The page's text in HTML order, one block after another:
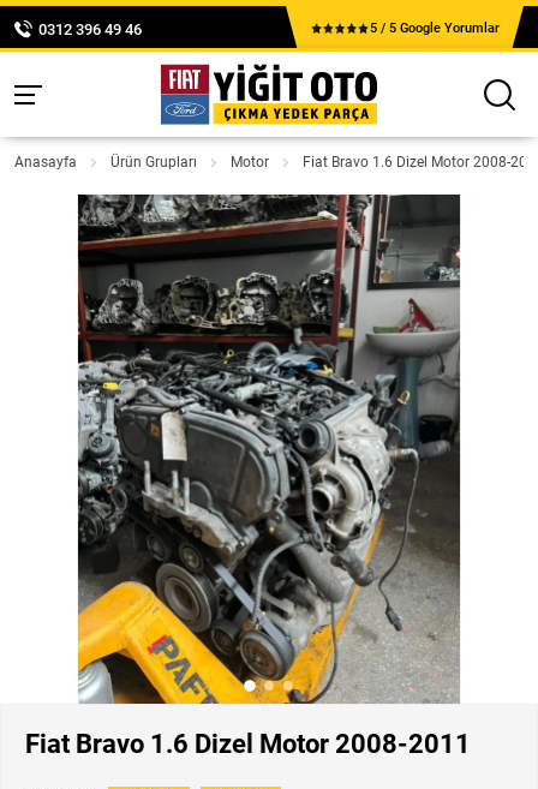
0312 396 49 46 5 / 5 Google Yorumlar
Anasayfa Ürün Grupları Motor Fiat Bravo 1.6 Dizel Motor 2008-
Fiat Bravo 1.6 Dizel Motor 2008-2011